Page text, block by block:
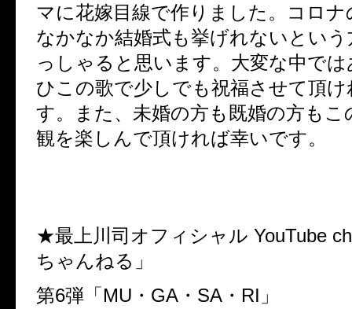
マに花嫁目線で作りました。コロ
なかなか結婚式も挙げれないとい
っしゃると思います。大変な中で
ひこの歌で少しでも祝福させて頂
す。また、未婚の方も既婚の方もこ
観を楽しんで頂ければ幸いです。
★最上川司オフィシャル YouTube
ちゃんねる」
第6弾「 MU ・ GA ・ SA ・ RI 」